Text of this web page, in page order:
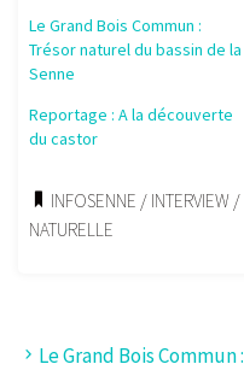
Le Grand Bois Commun :
Trésor naturel du bassin de la
Senne
Reportage : A la découverte
du castor
INFOSENNE / INTERVIEW/
NATURELLE
Le Grand Bois Commun :